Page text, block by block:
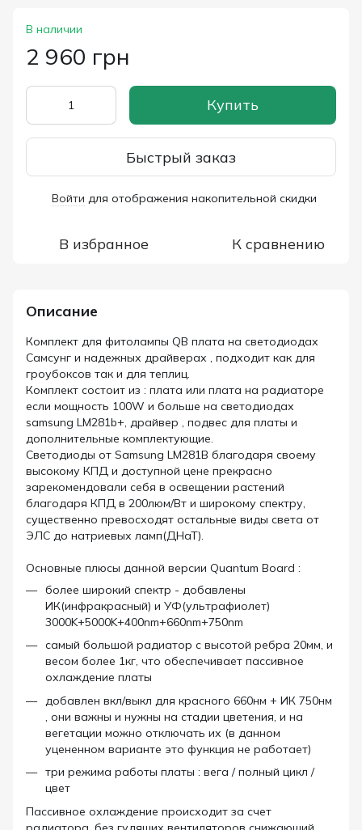
В наличии
2 960 грн
Купить
Быстрый заказ
Войти для отображения накопительной скидки
В избранное К сравнению
Описание
Комплект для фитолампы QB плата на светодиодах
Самсунг и надежных драйверах , подходит как для
гроубоксов так и для теплиц.
Комплект состоит из : плата или плата на радиаторе
если мощность 100W и больше на светодиодах
samsung LM281b+, драйвер , подвес для платы и
дополнительные комплектующие.
Cветодиоды от Samsung LM281B благодаря своему
высокому КПД и доступной цене прекрасно
зарекомендовали себя в освещении растений
благодаря КПД в 200люм/Вт и широкому спектру,
существенно превосходят остальные виды света от
ЭЛС до натриевых ламп(ДНаТ).
Основные плюсы данной версии Quantum Board :
более широкий спектр - добавлены
ИК(инфракрасный) и УФ(ультрафиолет)
3000K+5000K+400nm+660nm+750nm
самый большой радиатор с высотой ребра 20мм, и
весом более 1кг, что обеспечивает пассивное
охлаждение платы
добавлен вкл/выкл для красного 660нм + ИК 750нм
, они важны и нужны на стадии цветения, и на
вегетации можно отключать их (в данном
уцененном варианте это функция не работает)
три режима работы платы : вега / полный цикл /
цвет
Пассивное охлаждение происходит за счет